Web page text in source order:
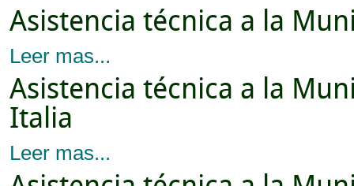
Asistencia técnica a la
Leer mas...
Asistencia técnica a la
Italia
Leer mas...